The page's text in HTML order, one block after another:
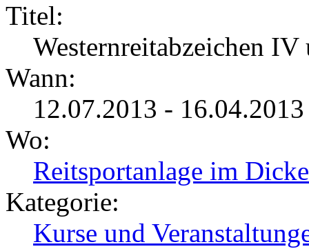
Titel:
Westernreitabzeichen
Wann:
12.07.2013 -
Wo:
Reitsportanlage im
Kategorie:
Kurse und